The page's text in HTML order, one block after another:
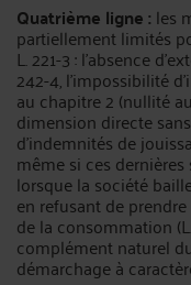
Quatrième ligne : les
partiellement limités
L. 221-3 : l’absence
242-4, l’impossibilité
au chapitre 2 (nullité
dimension directe
d’indemnités de
même si ces
lorsque la société
en refusant de
de la consommation
complément naturel
démarchage à